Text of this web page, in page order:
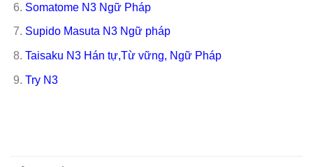
Somatome N3 Ngữ Pháp
Supido Masuta N3 Ngữ pháp
Taisaku N3 Hán tự,Từ vững, Ngữ Pháp
Try N3